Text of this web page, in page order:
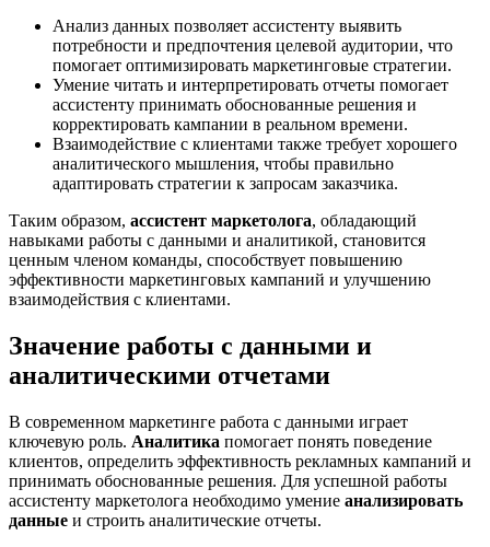
Анализ данных позволяет ассистенту выявить
потребности и предпочтения целевой аудитории, что
помогает оптимизировать маркетинговые стратегии.
Умение читать и интерпретировать отчеты помогает
ассистенту принимать обоснованные решения и
корректировать кампании в реальном времени.
Взаимодействие с клиентами также требует хорошего
аналитического мышления, чтобы правильно
адаптировать стратегии к запросам заказчика.
Таким образом, ассистент маркетолога, обладающий
навыками работы с данными и аналитикой, становится
ценным членом команды, способствует повышению
эффективности маркетинговых кампаний и улучшению
взаимодействия с клиентами.
Значение работы с данными и
аналитическими отчетами
В современном маркетинге работа с данными играет
ключевую роль. Аналитика помогает понять поведение
клиентов, определить эффективность рекламных кампаний и
принимать обоснованные решения. Для успешной работы
ассистенту маркетолога необходимо умение анализировать
данные и строить аналитические отчеты.